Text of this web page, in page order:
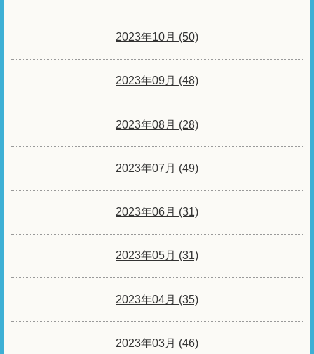
2023年10月 (50)
2023年09月 (48)
2023年08月 (28)
2023年07月 (49)
2023年06月 (31)
2023年05月 (31)
2023年04月 (35)
2023年03月 (46)